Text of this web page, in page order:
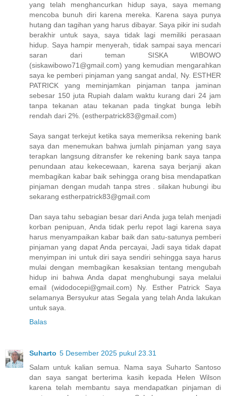
yang telah menghancurkan hidup saya, saya memang
mencoba bunuh diri karena mereka. Karena saya punya
hutang dan tagihan yang harus dibayar. Saya pikir ini sudah
berakhir untuk saya, saya tidak lagi memiliki perasaan
hidup. Saya hampir menyerah, tidak sampai saya mencari
saran dari teman SISKA WIBOWO
(siskawibowo71@gmail.com) yang kemudian mengarahkan
saya ke pemberi pinjaman yang sangat andal, Ny. ESTHER
PATRICK yang meminjamkan pinjaman tanpa jaminan
sebesar 150 juta Rupiah dalam waktu kurang dari 24 jam
tanpa tekanan atau tekanan pada tingkat bunga lebih
rendah dari 2%. (estherpatrick83@gmail.com)
Saya sangat terkejut ketika saya memeriksa rekening bank
saya dan menemukan bahwa jumlah pinjaman yang saya
terapkan langsung ditransfer ke rekening bank saya tanpa
penundaan atau kekecewaan, karena saya berjanji akan
membagikan kabar baik sehingga orang bisa mendapatkan
pinjaman dengan mudah tanpa stres . silakan hubungi ibu
sekarang estherpatrick83@gmail.com
Dan saya tahu sebagian besar dari Anda juga telah menjadi
korban penipuan, Anda tidak perlu repot lagi karena saya
harus menyampaikan kabar baik dan satu-satunya pemberi
pinjaman yang dapat Anda percayai, Jadi saya tidak dapat
menyimpan ini untuk diri saya sendiri sehingga saya harus
mulai dengan membagikan kesaksian tentang mengubah
hidup ini bahwa Anda dapat menghubungi saya melalui
email (widodocepi@gmail.com) Ny. Esther Patrick Saya
selamanya Bersyukur atas Segala yang telah Anda lakukan
untuk saya.
Balas
Suharto 5 Desember 2025 pukul 23.31
Salam untuk kalian semua. Nama saya Suharto Santoso
dan saya sangat berterima kasih kepada Helen Wilson
karena telah membantu saya mendapatkan pinjaman di